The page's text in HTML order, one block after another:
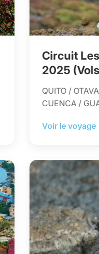
Circuit
2025
QUITO /
CUENCA /
Voir le